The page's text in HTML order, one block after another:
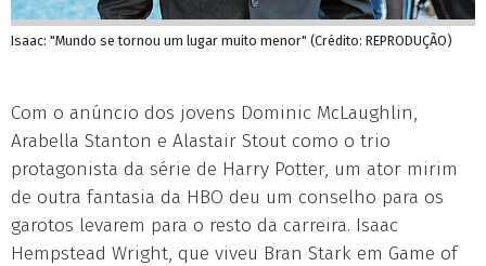
Isaac: "Mundo se tornou um lugar muito menor" (Crédito: REPRODUÇÃO)
Com o anúncio dos jovens Dominic McLaughlin,
Arabella Stanton e Alastair Stout como o trio
protagonista da série de Harry Potter, um ator mirim
de outra fantasia da HBO deu um conselho para os
garotos levarem para o resto da carreira. Isaac
Hempstead Wright, que viveu Bran Stark em Game of